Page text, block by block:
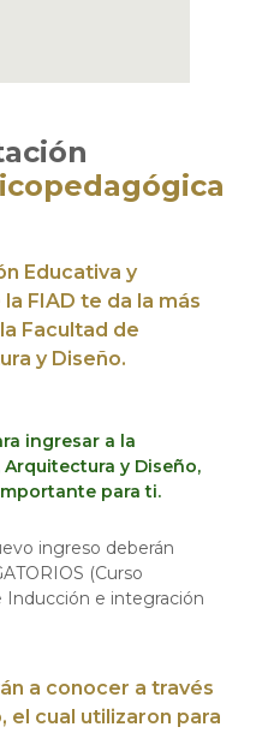
Educativa y
FIAD te da la más
Facultad de
y Diseño.
ingresar a la
y Diseño,
para ti.
ingreso deberán
(Curso
e integración
a conocer a través
cual utilizaron para